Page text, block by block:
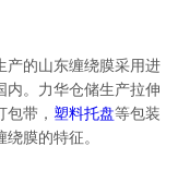
产的山东缠绕膜采用进
内。力华仓储生产拉伸
带， 塑料托盘等包装
膜的特征。